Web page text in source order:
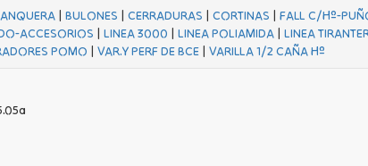
| BULONES | CERRADURAS | CORTINAS | FALL C/Hº-
ACCESORIOS |LINEA 3000 |LINEA POLIAMIDA |LINEA
POMO | VAR.Y PERF DE BCE| VARILLA 1/2 CAÑA Hº